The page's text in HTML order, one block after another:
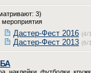
3)
Дастер-Фест 2016 (4/
Дастер-Фест 2013 (6/